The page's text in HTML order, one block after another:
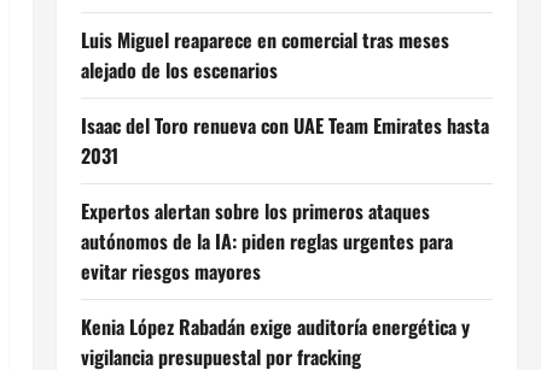
Luis Miguel reaparece en comercial tras meses
alejado de los escenarios
Isaac del Toro renueva con UAE Team Emirates hasta
2031
Expertos alertan sobre los primeros ataques
autónomos de la IA: piden reglas urgentes para
evitar riesgos mayores
Kenia López Rabadán exige auditoría energética y
vigilancia presupuestal por fracking